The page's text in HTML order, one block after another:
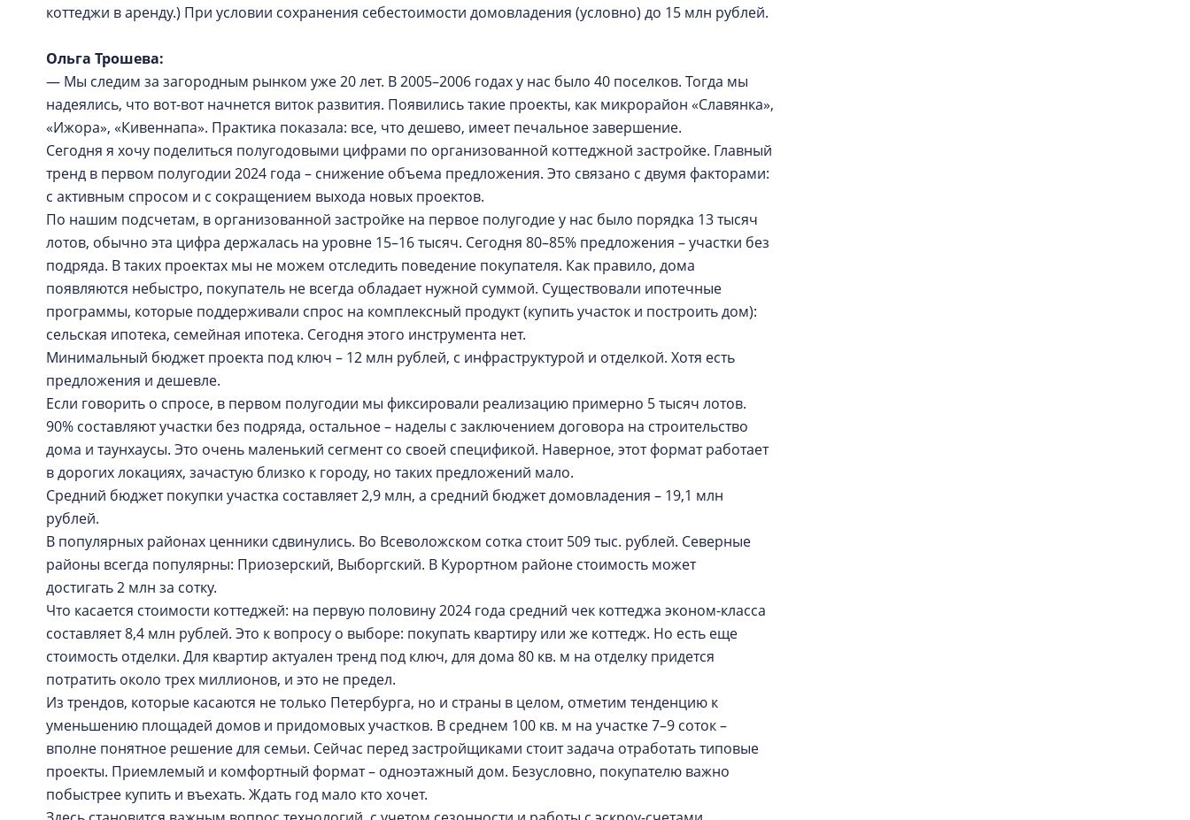
коттеджи в аренду.) При условии сохранения себестоимости домовладения (условно) до 15 млн рублей.
Ольга Трошева:
— Мы следим за загородным рынком уже 20 лет. В 2005–2006 годах у нас было 40 поселков. Тогда мы
надеялись, что вот-вот начнется виток развития. Появились такие проекты, как микрорайон «Славянка»,
«Ижора», «Кивеннапа». Практика показала: все, что дешево, имеет печальное завершение.
Сегодня я хочу поделиться полугодовыми цифрами по организованной коттеджной застройке. Главный
тренд в первом полугодии 2024 года – снижение объема предложения. Это связано с двумя факторами:
с активным спросом и с сокращением выхода новых проектов.
По нашим подсчетам, в организованной застройке на первое полугодие у нас было порядка 13 тысяч
лотов, обычно эта цифра держалась на уровне 15–16 тысяч. Сегодня 80–85% предложения – участки без
подряда. В таких проектах мы не можем отследить поведение покупателя. Как правило, дома
появляются небыстро, покупатель не всегда обладает нужной суммой. Существовали ипотечные
программы, которые поддерживали спрос на комплексный продукт (купить участок и построить дом):
сельская ипотека, семейная ипотека. Сегодня этого инструмента нет.
Минимальный бюджет проекта под ключ – 12 млн рублей, с инфраструктурой и отделкой. Хотя есть
предложения и дешевле.
Если говорить о спросе, в первом полугодии мы фиксировали реализацию примерно 5 тысяч лотов.
90% составляют участки без подряда, остальное – наделы с заключением договора на строительство
дома и таунхаусы. Это очень маленький сегмент со своей спецификой. Наверное, этот формат работает
в дорогих локациях, зачастую близко к городу, но таких предложений мало.
Средний бюджет покупки участка составляет 2,9 млн, а средний бюджет домовладения – 19,1 млн
рублей.
В популярных районах ценники сдвинулись. Во Всеволожском сотка стоит 509 тыс. рублей. Северные
районы всегда популярны: Приозерский, Выборгский. В Курортном районе стоимость может
достигать 2 млн за сотку.
Что касается стоимости коттеджей: на первую половину 2024 года средний чек коттеджа эконом-класса
составляет 8,4 млн рублей. Это к вопросу о выборе: покупать квартиру или же коттедж. Но есть еще
стоимость отделки. Для квартир актуален тренд под ключ, для дома 80 кв. м на отделку придется
потратить около трех миллионов, и это не предел.
Из трендов, которые касаются не только Петербурга, но и страны в целом, отметим тенденцию к
уменьшению площадей домов и придомовых участков. В среднем 100 кв. м на участке 7–9 соток –
вполне понятное решение для семьи. Сейчас перед застройщиками стоит задача отработать типовые
проекты. Приемлемый и комфортный формат – одноэтажный дом. Безусловно, покупателю важно
побыстрее купить и въехать. Ждать год мало кто хочет.